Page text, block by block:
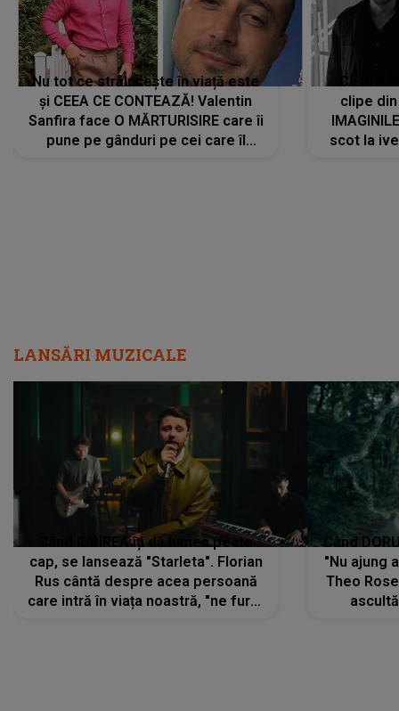
Nu tot ce strălucește în viață este
și CEEA CE CONTEAZĂ! Valentin
Sanfira face O MĂRTURISIRE care îi
pune pe gânduri pe cei care îl
CE S-A
clipe
scot la
LANSĂRI MUZICALE
Când IUBIREA îți dă lumea peste
cap, se lansează "Starleta". Florian
Rus cântă despre acea persoană
care intră în viața noastră, "ne fură"
Când
"Nu ajung
Theo